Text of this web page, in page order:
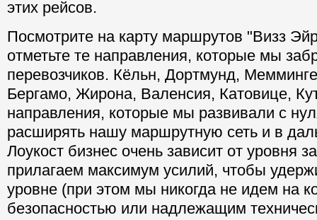
этих рейсов.
Посмотрите на карту маршрутов "Визз
отметьте те направления, которые мы
перевозчиков. Кёльн, Дортмунд,
Бергамо, Жирона, Валенсия, Катовице,
направления, которые мы развивали с
расширять нашу маршрутную сеть и в
Лоукост бизнес очень зависит от уровня
прилагаем максимум усилий, чтобы
уровне (при этом мы никогда не идем на
безопасностью или надлежащим